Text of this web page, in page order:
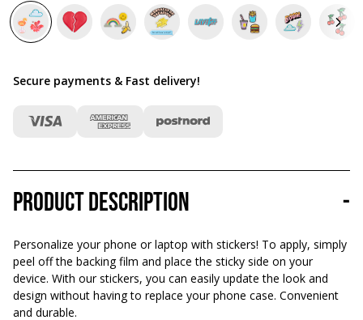
Secure payments & Fast delivery!
Product description -
Personalize your phone or laptop with stickers! To apply, simply
peel off the backing film and place the sticky side on your
device. With our stickers, you can easily update the look and
design without having to replace your phone case. Convenient
and durable.